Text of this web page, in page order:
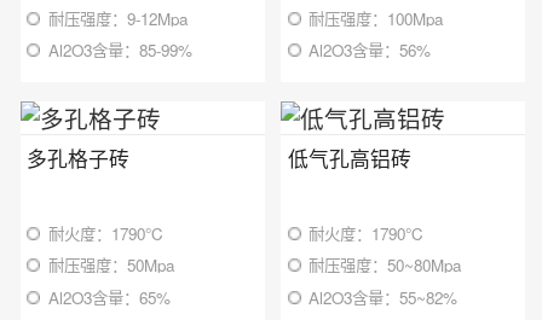
耐压强度：9-12Mpa
Al2O3含量：85-99%
耐压强度：100Mpa
Al2O3含量：56%
多孔格子砖
耐火度：1790℃
耐压强度：50Mpa
Al2O3含量：65%
低气孔高铝砖
耐火度：1790℃
耐压强度：50~80Mpa
Al2O3含量：55~82%